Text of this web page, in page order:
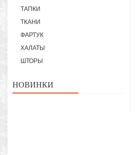
ТАПКИ
ТКАНИ
ФАРТУК
ХАЛАТЫ
ШТОРЫ
НОВИНКИ